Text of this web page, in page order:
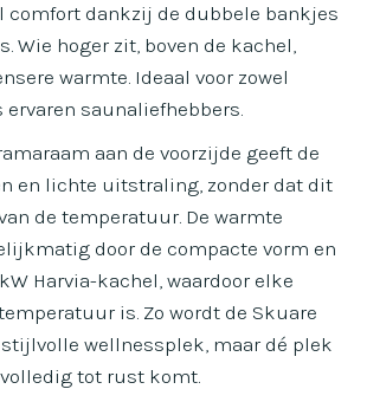
comfort dankzij de dubbele bankjes
Wie hoger zit, boven de kachel,
warmte. Ideaal voor zowel
ervaren saunaliefhebbers.
aan de voorzijde geeft de
en lichte uitstraling, zonder dat dit
de temperatuur. De warmte
door de compacte vorm en
Harvia-kachel, waardoor elke
is. Zo wordt de Skuare
wellnessplek, maar dé plek
tot rust komt.